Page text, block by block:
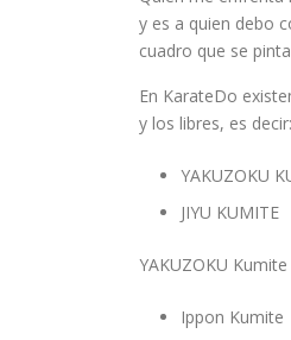
y es a quien debo
cuadro que se
En KarateDo
y los libres, es decir:
YAKUZOKU
JIYU KUMITE
YAKUZOKU Kumite
Ippon Kumite